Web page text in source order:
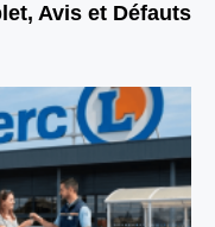
Avis et Défauts